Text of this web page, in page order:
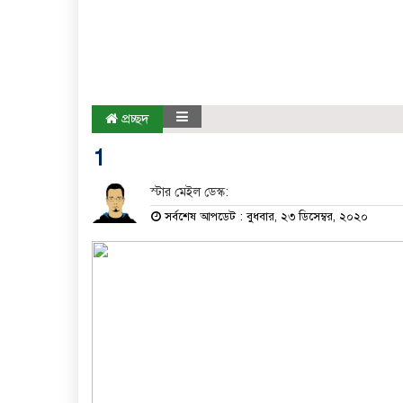
প্রচ্ছদ
1
স্টার মেইল ডেস্ক:
সর্বশেষ আপডেট : বুধবার, ২৩ ডিসেম্বর, ২০২০